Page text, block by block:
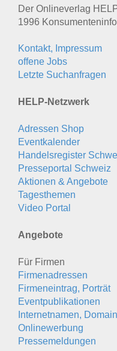
Der Onlineverlag
1996
Kontakt, Impressum
offene Jobs
Letzte Suchanfragen
HELP-Netzwerk
Adressen Shop
Eventkalender
Handelsregister
Presseportal Schweiz
Aktionen & Angebote
Tagesthemen
Video Portal
Angebote
Für Firmen
Firmenadressen
Firmeneintrag, Porträt
Eventpublikationen
Internetnamen,
Onlinewerbung
Pressemeldungen